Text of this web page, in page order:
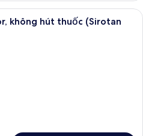
Phòng 2 giường đơn Superior,
không hút thuốc (Sirotan